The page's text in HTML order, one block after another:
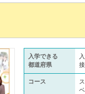
入学できる
都道府県
コース